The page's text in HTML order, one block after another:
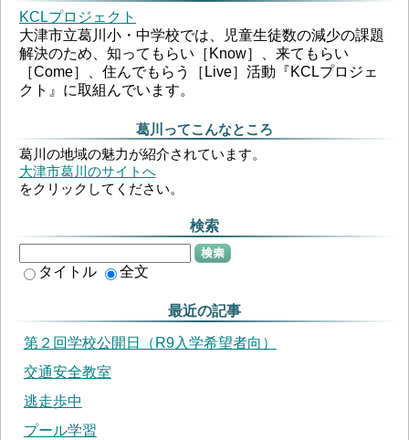
KCLプロジェクト
大津市立葛川小・中学校では、児童生徒数の減少の課題
解決のため、知ってもらい［Know］、来てもらい
［Come］、住んでもらう［Live］活動『KCLプロジェ
クト』に取組んでいます。
葛川ってこんなところ
葛川の地域の魅力が紹介されています。
大津市葛川のサイトへ
をクリックしてください。
検索
検索
タイトル 全文
最近の記事
第２回学校公開日（R9入学希望者向）
交通安全教室
逃走歩中
プール学習